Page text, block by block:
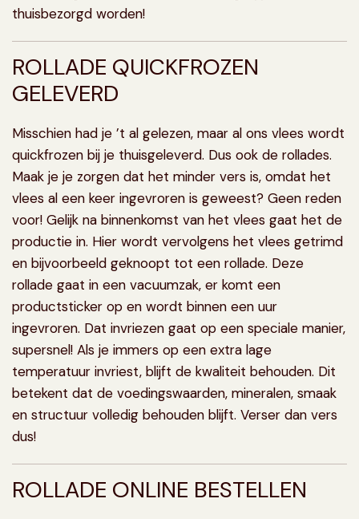
thuisbezorgd worden!
ROLLADE QUICKFROZEN
GELEVERD
Misschien had je ’t al gelezen, maar al ons vlees wordt
quickfrozen bij je thuisgeleverd. Dus ook de rollades.
Maak je je zorgen dat het minder vers is, omdat het
vlees al een keer ingevroren is geweest? Geen reden
voor! Gelijk na binnenkomst van het vlees gaat het de
productie in. Hier wordt vervolgens het vlees getrimd
en bijvoorbeeld geknoopt tot een rollade. Deze
rollade gaat in een vacuumzak, er komt een
productsticker op en wordt binnen een uur
ingevroren. Dat invriezen gaat op een speciale manier,
supersnel! Als je immers op een extra lage
temperatuur invriest, blijft de kwaliteit behouden. Dit
betekent dat de voedingswaarden, mineralen, smaak
en structuur volledig behouden blijft. Verser dan vers
dus!
ROLLADE ONLINE BESTELLEN